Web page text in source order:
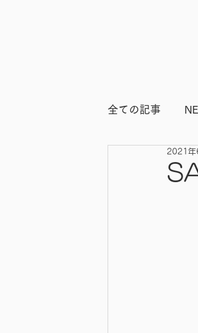
全ての記事
ビフォーア
2021年